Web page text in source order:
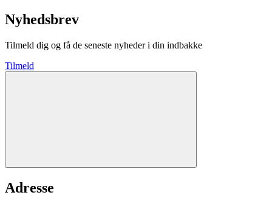
Nyhedsbrev
Tilmeld dig og få de seneste nyheder i din indbakke
Tilmeld
Adresse